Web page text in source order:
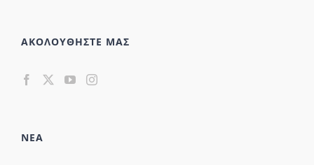
ΑΚΟΛΟΥΘΗΣΤΕ ΜΑΣ
ΝΕΑ